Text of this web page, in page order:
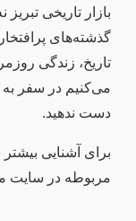
بازار تاریخی
گذشته‌های
تاریخ، زندگی
می‌کنیم در سفر به
دست ندهید.
برای آشنایی بیشتر
مربوطه در سایت